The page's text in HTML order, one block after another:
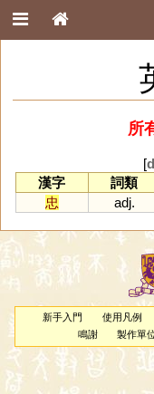
所
[
漢字
詞類
忠
adj.
新手入門 使用凡例
鳴謝
製作單